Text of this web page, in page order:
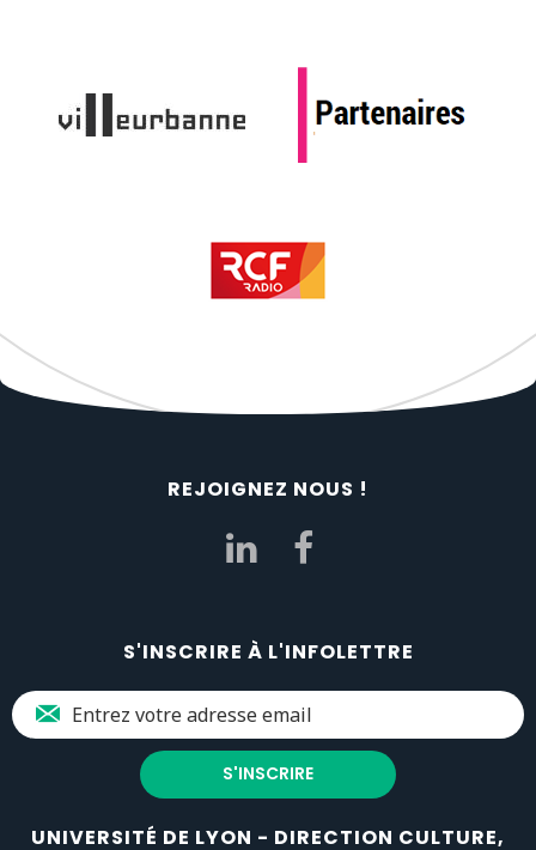
REJOIGNEZ NOUS !
S'INSCRIRE À L'INFOLETTRE
UNIVERSITÉ DE LYON - DIRECTION CULTURE,